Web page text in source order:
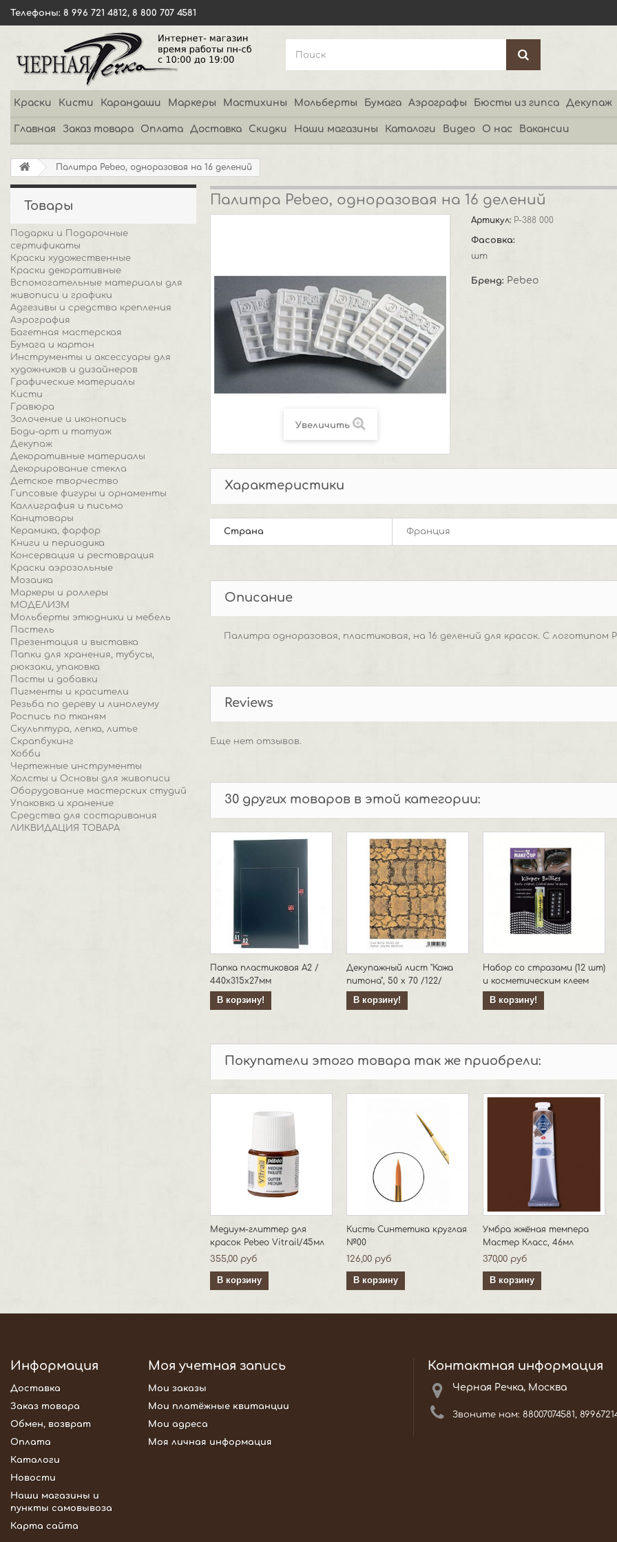
Телефоны: 8 996 721 4812, 8 800 707 4581
Краски Кисти Карандаши Маркеры Мастихины Мольберты Бумага Аэрографы Бюсты из гипса Декупаж
Главная Заказ товара Оплата Доставка Скидки Наши магазины Каталоги Видео О нас Вакансии
Палитра Pebeo, одноразовая на 16 делений
Товары
Подарки и Подарочные
сертификаты
Краски художественные
Краски декоративные
Вспомогательные материалы для
живописи и графики
Адгезивы и средства крепления
Аэрография
Багетная мастерская
Бумага и картон
Инструменты и аксессуары для
художников и дизайнеров
Графические материалы
Кисти
Гравюра
Золочение и иконопись
Боди-арт и татуаж
Декупаж
Декоративные материалы
Декорирование стекла
Детское творчество
Гипсовые фигуры и орнаменты
Каллиграфия и письмо
Канцтовары
Керамика, фарфор
Книги и периодика
Консервация и реставрация
Краски аэрозольные
Мозаика
Маркеры и роллеры
МОДЕЛИЗМ
Мольберты этюдники и мебель
Пастель
Презентация и выставка
Папки для хранения, тубусы,
рюкзаки, упаковка
Пасты и добавки
Пигменты и красители
Резьба по дереву и линолеуму
Роспись по тканям
Скульптура, лепка, литье
Скрапбукинг
Хобби
Чертежные инструменты
Холсты и Основы для живописи
Оборудование мастерских студий
Упаковка и хранение
Средства для состаривания
ЛИКВИДАЦИЯ ТОВАРА
Палитра Pebeo, одноразовая на 16 делений
Увеличить
Артикул: P-388 000
Фасовка:
шт
Бренд: Pebeo
Характеристики
Страна Франция
Описание
Палитра одноразовая, пластиковая, на 16 делений для красок. С логотипом
Reviews
Еще нет отзывов.
30 других товаров в этой категории:
Папка пластиковая А2 /
440х315х27мм
В корзину!
Декупажный лист "Кожа
питона", 50 х 70 /122/
В корзину!
Набор со стразами (12 шт)
и косметическим клеем
В корзину!
Покупатели этого товара так же приобрели:
Медиум-глиттер для
красок Pebeo Vitrail/45мл
355,00 руб
В корзину
Кисть Синтетика круглая
№00
126,00 руб
В корзину
Умбра жжёная темпера
Мастер Класс, 46мл
370,00 руб
В корзину
Информация
Доставка
Заказ товара
Обмен, возврат
Оплата
Каталоги
Новости
Наши магазины и
пункты самовывоза
Карта сайта
Моя учетная запись
Мои заказы
Мои платёжные квитанции
Мои адреса
Моя личная информация
Контактная информация
Черная Речка, Москва
Звоните нам: 88007074581,